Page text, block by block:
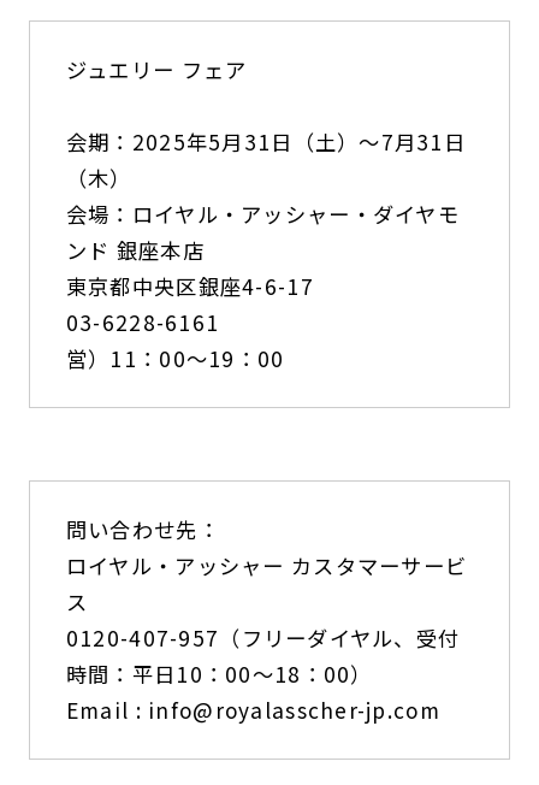
ジュエリー フェア
会期：2025年5月31日（土）〜7月31日
（木）
会場：ロイヤル・アッシャー・ダイヤモ
ンド 銀座本店
東京都中央区銀座4-6-17
03-6228-6161
営）11：00〜19：00
問い合わせ先：
ロイヤル・アッシャー カスタマーサービ
ス
0120-407-957（フリーダイヤル、受付
時間：平日10：00〜18：00）
Email : info@royalasscher-jp.com